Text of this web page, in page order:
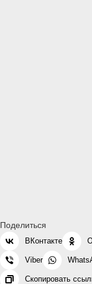
Поделиться
ВКонтакте
Viber
Скопировать